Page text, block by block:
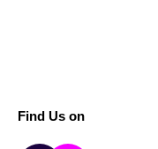
Find Us on